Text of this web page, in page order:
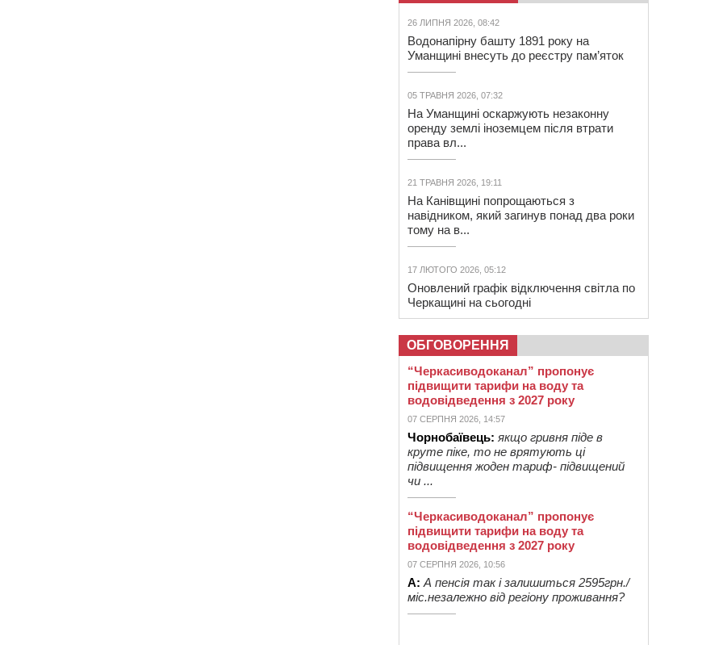
26 ЛИПНЯ 2026, 08:42
Водонапірну башту 1891 року на
Уманщині внесуть до реєстру пам’яток
05 ТРАВНЯ 2026, 07:32
На Уманщині оскаржують незаконну
оренду землі іноземцем після втрати
права вл...
21 ТРАВНЯ 2026, 19:11
На Канівщині попрощаються з
навідником, який загинув понад два роки
тому на в...
17 ЛЮТОГО 2026, 05:12
Оновлений графік відключення світла по
Черкащині на сьогодні
ОБГОВОРЕННЯ
“Черкасиводоканал” пропонує
підвищити тарифи на воду та
водовідведення з 2027 року
07 СЕРПНЯ 2026, 14:57
Чорнобаївець: якщо гривня піде в
круте піке, то не врятують ці
підвищення жоден тариф- підвищений
чи ...
“Черкасиводоканал” пропонує
підвищити тарифи на воду та
водовідведення з 2027 року
07 СЕРПНЯ 2026, 10:56
А: А пенсія так і залишиться 2595грн./
міс.незалежно від регіону проживання?